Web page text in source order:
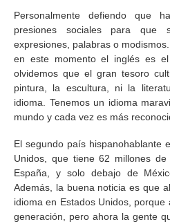
Personalmente defiendo que
presiones sociales para que
expresiones, palabras o
en este momento el inglés es
olvidemos que el gran tesoro
pintura, la escultura, ni la
idioma. Tenemos un idioma
mundo y cada vez es más
El segundo país hispanohablante
Unidos, que tiene 62 millones
España, y solo debajo de
Además, la buena noticia es que
idioma en Estados Unidos,
generación, pero ahora la gente